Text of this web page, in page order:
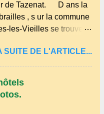
et brille au
soleil, attirant le regard.
d'un étang,
jardin des souvenirs tout
parc arboré.
de Tazenat. D ans la
, s ur la commune
les-Vieilles se trouve le
rempli d’eau, appelé
ou Tazanat, il est le
au nord de la Chaîne
près de soixante.
dit : un " Gour " c 'est
SUITE DE L'ARTICLE...